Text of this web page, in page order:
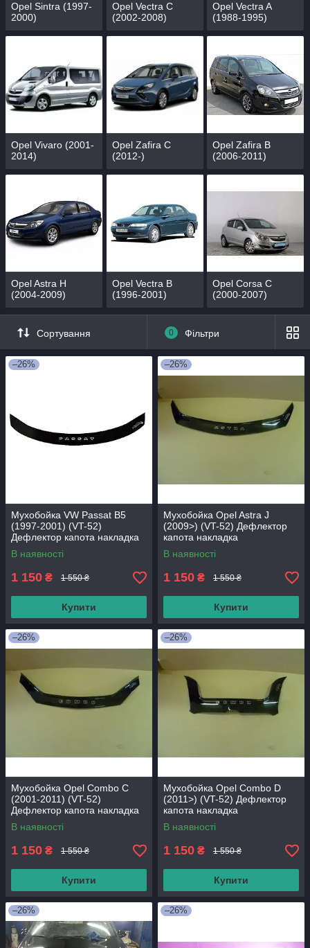
Opel Sintra (1997-
2000)
Opel Vectra C
(2002-2008)
Opel Vectra A
(1988-1995)
Opel Vivaro (2001-
2014)
Opel Zafira C
(2012-)
Opel Zafira B
(2006-2011)
Opel Astra Н
(2004-2009)
Opel Vectra B
(1996-2001)
Opel Corsa С
(2000-2007)
Сортування 0 Фільтри
–26%
Мухобойка VW Passat B5
(1997-2001) (VT-52)
Дефлектор капота накладка
В наявності
1 150 ₴ 1 550 ₴
Купити
–26%
Мухобойка Opel Astra J
(2009>) (VT-52) Дефлектор
капота накладка
В наявності
1 150 ₴ 1 550 ₴
Купити
–26%
Мухобойка Opel Combo C
(2001-2011) (VT-52)
Дефлектор капота накладка
В наявності
1 150 ₴ 1 550 ₴
Купити
–26%
Мухобойка Opel Combo D
(2011>) (VT-52) Дефлектор
капота накладка
В наявності
1 150 ₴ 1 550 ₴
Купити
–26% –26%